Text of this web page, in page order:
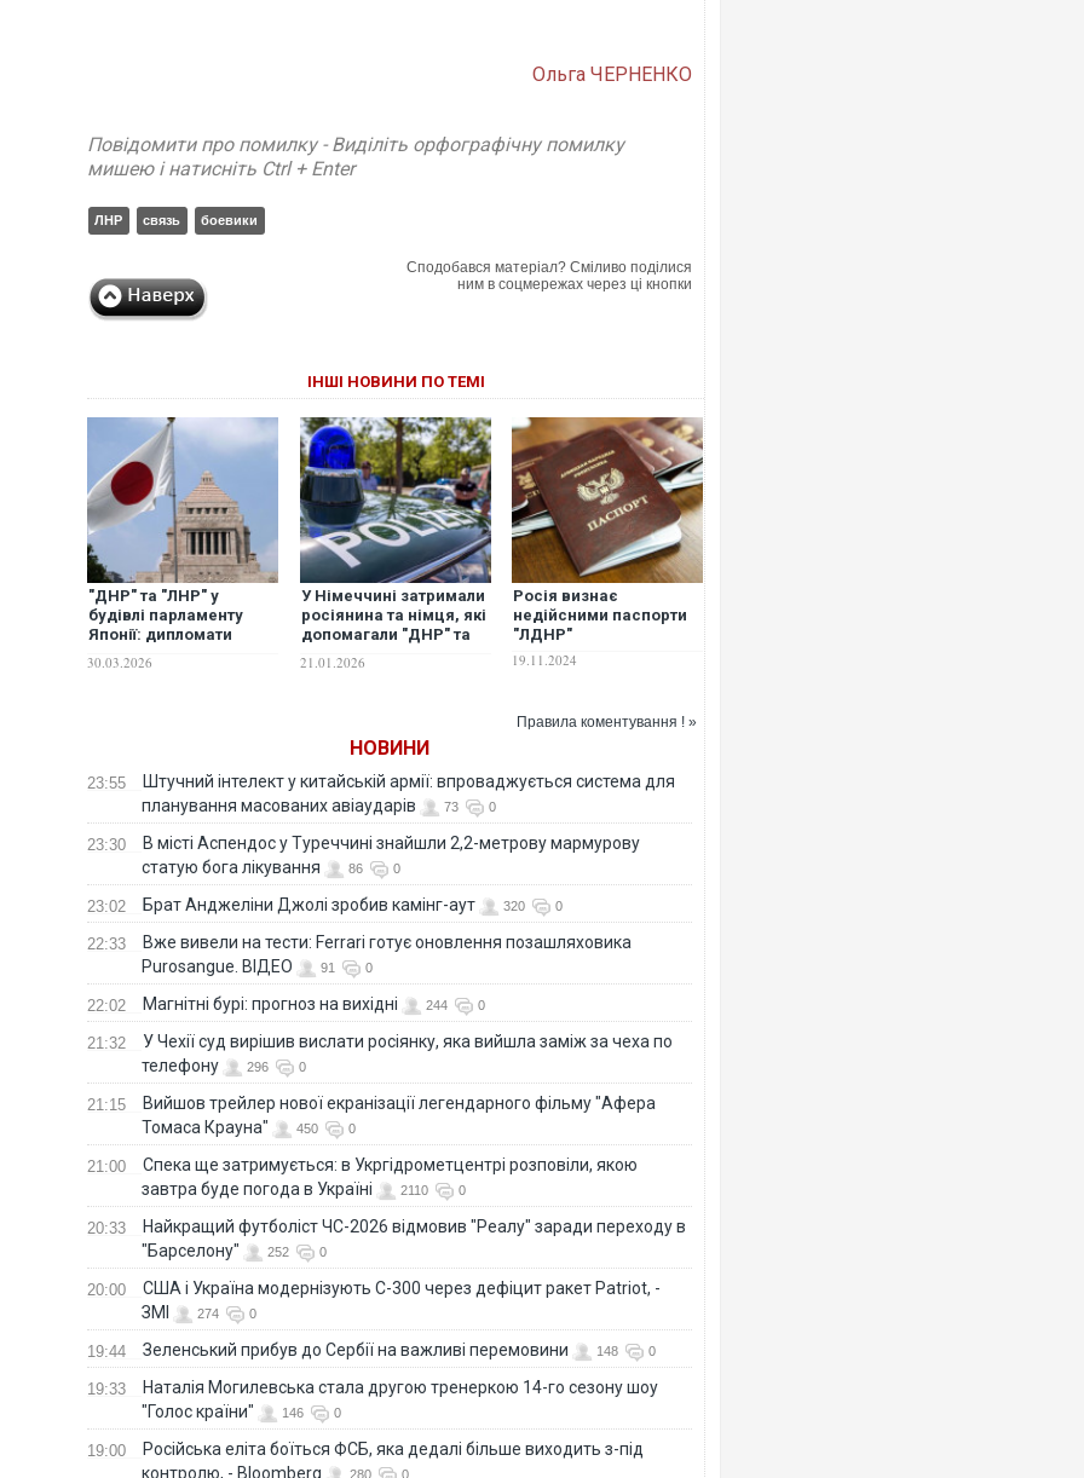
Ольга ЧЕРНЕНКО
Повідомити про помилку - Виділіть орфографічну помилку
мишею і натисніть Ctrl + Enter
ЛНР связь боевики
Сподобався матеріал? Сміливо поділися
ним в соцмережах через ці кнопки
ІНШІ НОВИНИ ПО ТЕМІ
"ДНР" та "ЛНР" у
будівлі парламенту
Японії: дипломати
на провокацію
30.03.2026
У Німеччині затримали
росіянина та німця, які
допомагали "ДНР" та
21.01.2026
Росія визнає
недійсними паспорти
"ЛДНР"
19.11.2024
Правила коментування ! »
НОВИНИ
23:55
Штучний інтелект у китайській армії: впроваджується система для
планування масованих авіаударів
73 0
23:30
В місті Аспендос у Туреччині знайшли 2,2-метрову мармурову
статую бога лікування
86 0
23:02 Брат Анджеліни Джолі зробив камінг-аут 320 0
22:33
Вже вивели на тести: Ferrari готує оновлення позашляховика
Purosangue. ВІДЕО
91 0
22:02 Магнітні бурі: прогноз на вихідні 244 0
21:32
У Чехії суд вирішив вислати росіянку, яка вийшла заміж за чеха по
телефону
296 0
21:15
Вийшов трейлер нової екранізації легендарного фільму "Афера
Томаса Крауна"
450 0
21:00
Спека ще затримується: в Укргідрометцентрі розповіли, якою
завтра буде погода в Україні
2110 0
20:33
Найкращий футболіст ЧС-2026 відмовив "Реалу" заради переходу в
"Барселону"
252 0
20:00
США і Україна модернізують С-300 через дефіцит ракет Patriot, -
ЗМІ
274 0
19:44 Зеленський прибув до Сербії на важливі перемовини 148 0
19:33
Наталія Могилевська стала другою тренеркою 14-го сезону шоу
"Голос країни"
146 0
19:00
Російська еліта боїться ФСБ, яка дедалі більше виходить з-під
контролю, - Bloomberg
280 0